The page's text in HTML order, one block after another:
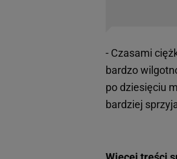
- Czasami
bardzo
po dziesięciu
bardziej